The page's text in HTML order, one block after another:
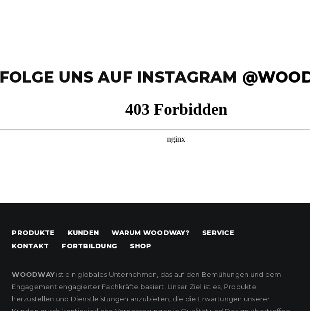
FOLGE UNS AUF INSTAGRAM
PRODUKTE KUNDEN WARUM WOODWAY?
SERVICE
KONTAKT
FORTBILDUNG SHOP
WOODWAYist ein globales Unternehmen, das auf den Bemühungen und dem
Engagement engagierter Fachkräfte basiert. Unser Ziel ist es, Produkte
herzustellen und Dienstleistungen anzubieten, die die Erwartungen unserer